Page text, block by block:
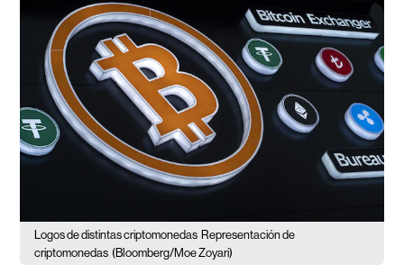
Logos de distintas criptomonedas Representación de
criptomonedas (Bloomberg/Moe Zoyari)